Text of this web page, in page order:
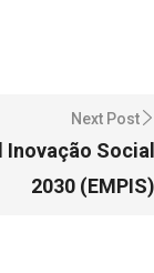
Next Post
Inovação Social
2030 (EMPIS)